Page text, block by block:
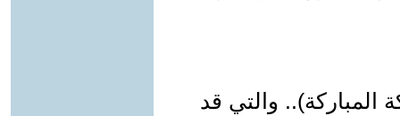
المباركة).. والتي قد